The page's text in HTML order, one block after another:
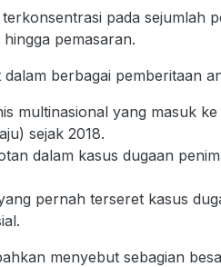
pada sejumlah
pemasaran.
berbagai pemberitaan
multinasional yang masuk
sejak 2018.
dalam kasus dugaan
pernah terseret kasus
menyebut sebagian